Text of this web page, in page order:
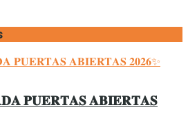
𝐏𝐔𝐄𝐑𝐓𝐀𝐒 𝐀𝐁𝐈𝐄𝐑𝐓𝐀𝐒